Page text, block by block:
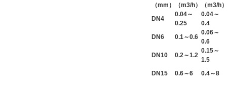
（mm）
（m3/h）
（m3/h）
DN4
0.04～
0.25
0.04～
0.4
DN6
0.1～0.6
0.06～
0.6
DN10
0.2～1.2
0.15～
1.5
DN15
0.6～6 0.4～8